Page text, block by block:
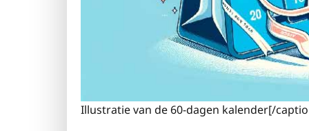
Illustratie van de 60-dagen kalender[/